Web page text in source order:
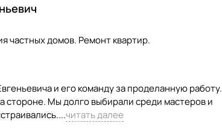
частных домов. Ремонт квартир.
и его команду за проделанную работу.
стороне. Мы долго выбирали среди мастеров и
читать далее